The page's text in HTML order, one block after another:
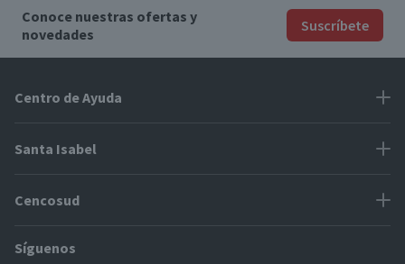
Conoce nuestras ofertas y
novedades
Suscríbete
Centro de Ayuda
Problemas con tu pedido
Cómo modificar mis datos
Modos de entrega y cobertura
Santa Isabel
Proveedores
Cencosud
Paris
Síguenos